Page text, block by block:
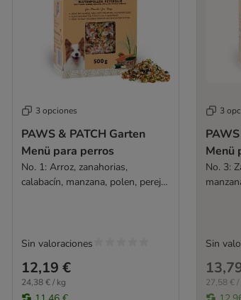
3 opciones
PAWS & PATCH Garten
Menü para perros
No. 1: Arroz, zanahorias,
calabacín, manzana, polen, perejil
12,19 €
24,38 € / kg
Sin valoraciones
3
Menü
No. 3:
27,58 € /
Sin